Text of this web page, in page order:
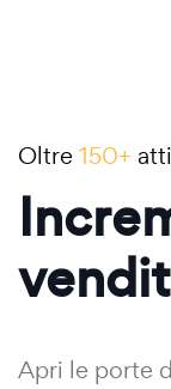
Oltre 150+
Apri le porte